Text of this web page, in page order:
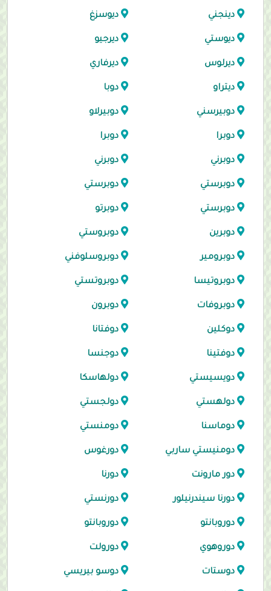
دينجني ديوسزغ
ديوستي ديرجيو
ديرلوس ديرفاري
ديتراو دوبا
دوبيرسني دوبيرلاو
دوبرا دوبرا
دوبرني دوبرني
دوبرستي دوبرستي
دوبرستي دوبرتو
دوبرين دوبروستي
دوبرومير دوبروسلوفني
دوبروتيسا دوبروتستي
دوبروفات دوبرون
دوكلين دوفتانا
دوفتينا دوجنسا
دويسيستي دولهاسكا
دولهستي دولجستي
دوماسنا دومنستي
دومنيستي ساربي دورغوس
دور مارونت دورنا
دورنا سيندرنيلور دورنستي
دوروبانتو دوروبانتو
دوروهوي دورولت
دوستات دوسو بيريسي